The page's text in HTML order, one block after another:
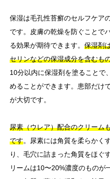
保湿は毛孔性苔癬のセルフケア
です。皮膚の乾燥を防ぐことで
る効果が期待できます。 保湿剤
セリンなどの保湿成分を含むも
10分以内に保湿剤を塗ることで
めることができます。患部だけ
が大切です。
尿素（ウレア）配合のクリーム
です。尿素には角質を柔らかく
り、毛穴に詰まった角質をほぐ
リームは10〜20%濃度のものが